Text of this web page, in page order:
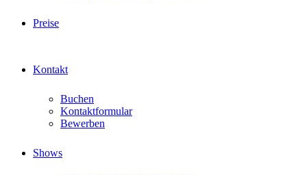
Preise
Kontakt
Buchen
Kontaktformular
Bewerben
Shows